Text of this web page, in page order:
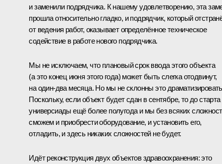
и заменили подрядчика. К нашему удовлетворению, эта
прошла относительно гладко, и подрядчик, который
от ведения работ, оказывает определённое техническое
содействие в работе нового подрядчика.
Мы не исключаем, что плановый срок ввода этого объекта
(а это конец июня этого года) может быть слегка отодвинут,
на один-два месяца. Но мы не склонны это
Поскольку, если объект будет сдан в сентябре, то до старта
универсиады ещё более полугода и мы без всяких
сможем и приобрести оборудование, и установить его,
отладить, и здесь никаких сложностей не будет.
Идёт реконструкция двух объектов здравоохранения: это